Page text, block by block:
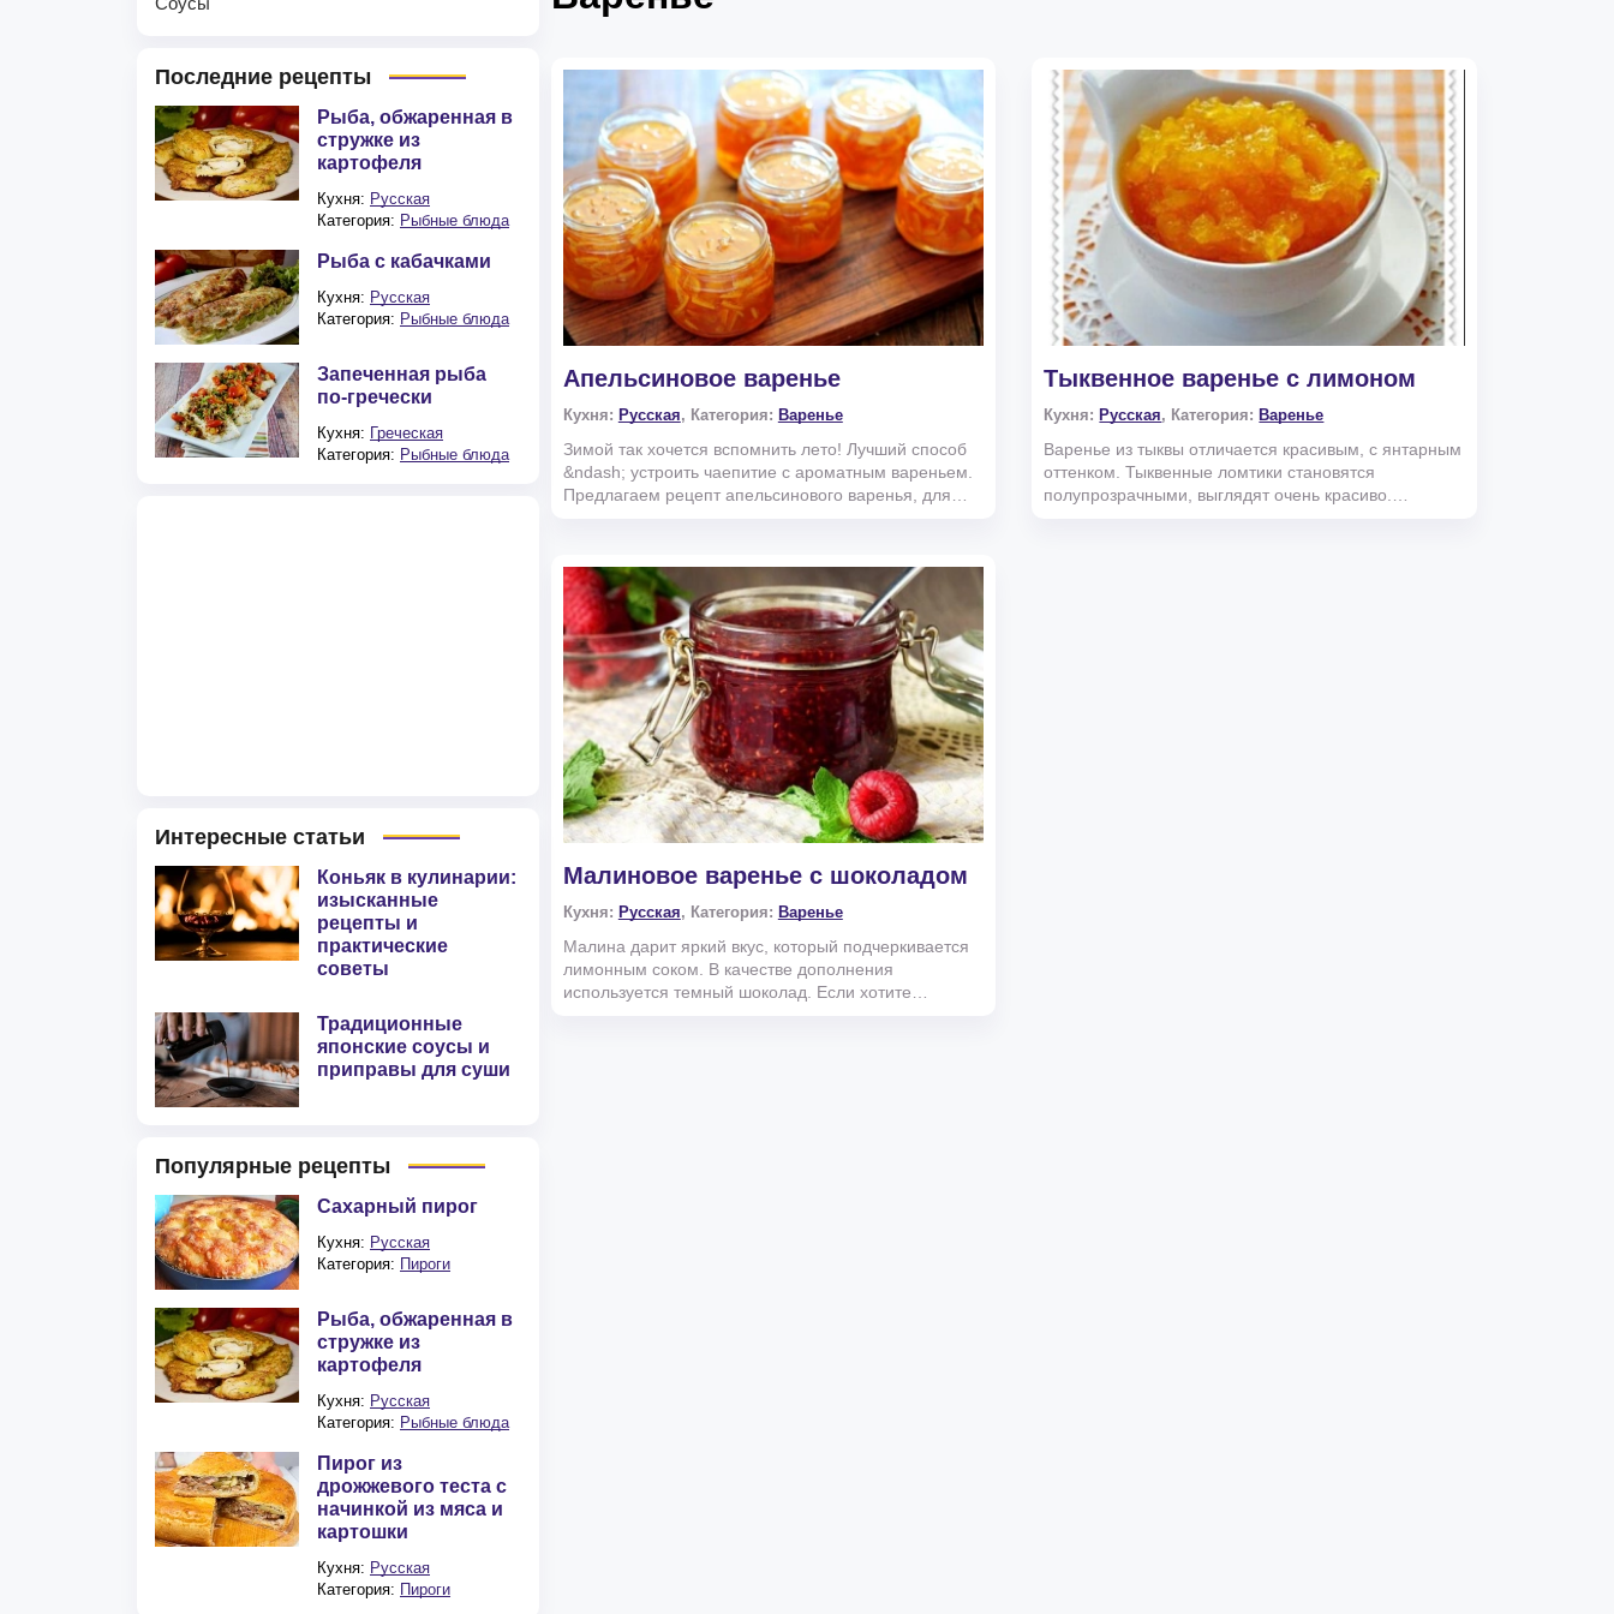
Апельсиновое варенье
Кухня: Русская, Категория: Варенье
Зимой так хочется вспомнить лето! Лучший способ
&ndash; устроить чаепитие с ароматным вареньем.
Предлагаем рецепт апельсинового варенья, для
Тыквенное варенье с лимоном
Кухня: Русская, Категория: Варенье
Варенье из тыквы отличается красивым, с янтарным
оттенком. Тыквенные ломтики становятся
полупрозрачными, выглядят очень красиво.
Малиновое варенье с шоколадом
Кухня: Русская, Категория: Варенье
Малина дарит яркий вкус, который подчеркивается
лимонным соком. В качестве дополнения
используется темный шоколад. Если хотите
Последние рецепты
Рыба, обжаренная в
стружке из
картофеля
Кухня: Русская
Категория: Рыбные блюда
Рыба с кабачками
Кухня: Русская
Категория: Рыбные блюда
Запеченная рыба
по-гречески
Кухня: Греческая
Категория: Рыбные блюда
Интересные статьи
Коньяк в кулинарии:
изысканные
рецепты и
практические
советы
Традиционные
японские соусы и
приправы для суши
Популярные рецепты
Сахарный пирог
Кухня: Русская
Категория: Пироги
Рыба, обжаренная в
стружке из
картофеля
Кухня: Русская
Категория: Рыбные блюда
Пирог из
дрожжевого теста с
начинкой из мяса и
картошки
Кухня: Русская
Категория: Пироги